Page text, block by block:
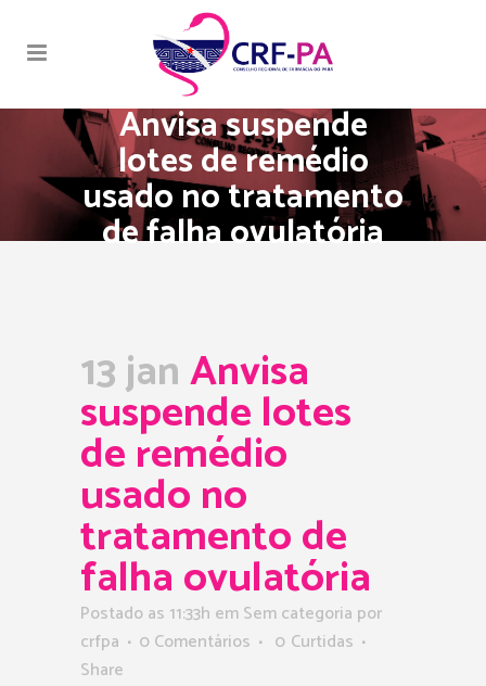
Anvisa suspende
lotes de remédio
usado no tratamento
de falha ovulatória
13 janAnvisa
suspende lotes
de remédio
usado no
tratamento de
falha ovulatória
Postado as 11:33h em Sem categoria por
crfpa
0 Comentários 0 Curtidas
Share